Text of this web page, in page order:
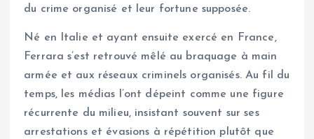
du crime organisé et leur fortune supposée.
Né en Italie et ayant ensuite exercé en France,
Ferrara s’est retrouvé mêlé au braquage à main
armée et aux réseaux criminels organisés. Au fil du
temps, les médias l’ont dépeint comme une figure
récurrente du milieu, insistant souvent sur ses
arrestations et évasions à répétition plutôt que